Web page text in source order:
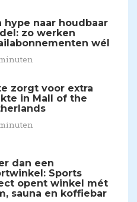
hype naar houdbaar
zo werken
wél
zorgt voor extra
in Mall of the
dan een
Sports
opent winkel mét
sauna en koffiebar